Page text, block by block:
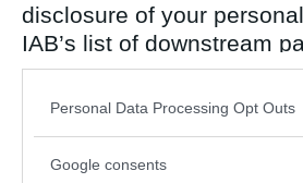
disclosure of your
IAB’s list of downstream
also be disclosed by us
Downstream Participants
Please note that this
Personal Data Processing Opt Outs
Google consents
Antal inlägg:
4962